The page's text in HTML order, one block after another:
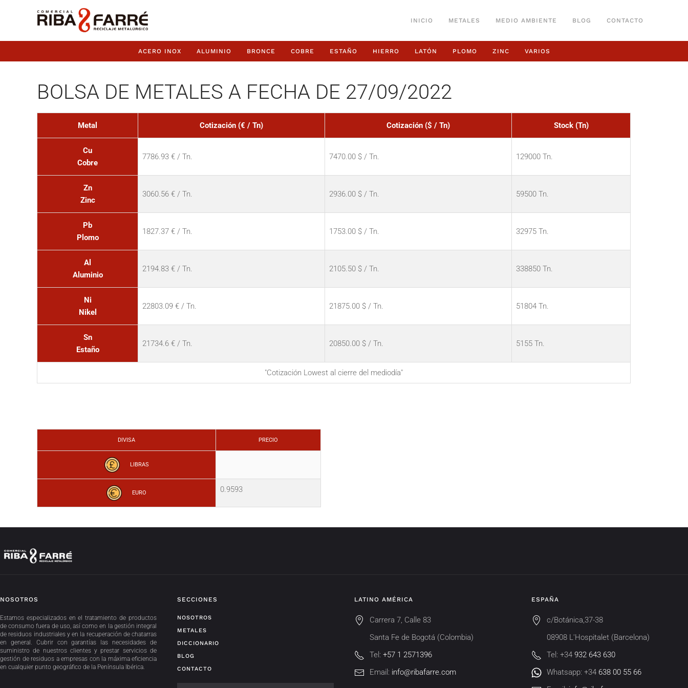
INICIO METALES MEDIO AMBIENTE BLOG CONTACTO
ACERO INOX ALUMINIO BRONCE COBRE ESTAÑO HIERRO LATÓN PLOMO ZINC VARIOS
BOLSA DE METALES A FECHA DE 27/09/2022
Metal Cotización (€ / Tn) Cotización ($ / Tn) Stock (Tn)
Cu
Cobre
7786.93 € / Tn. 7470.00 $ / Tn. 129000 Tn.
Zn
Zinc
3060.56 € / Tn. 2936.00 $ / Tn. 59500 Tn.
Pb
Plomo
1827.37 € / Tn. 1753.00 $ / Tn. 32975 Tn.
Al
Aluminio
2194.83 € / Tn. 2105.50 $ / Tn. 338850 Tn.
Ni
Nikel
22803.09 € / Tn. 21875.00 $ / Tn. 51804 Tn.
Sn
Estaño
21734.6 € / Tn. 20850.00 $ / Tn. 5155 Tn.
"Cotización Lowest al cierre del mediodía"
DIVISA PRECIO
LIBRAS
EURO 0.9593
NOSOTROS
Estamos especializados en el tratamiento de productos
de consumo fuera de uso, así como en la gestión integral
de residuos industriales y en la recuperación de chatarras
en general. Cubrir con garantías las necesidades de
suministro de nuestros clientes y prestar servicios de
gestión de residuos a empresas con la máxima eficiencia
en cualquier punto geográfico de la Península Ibérica.
SECCIONES
NOSOTROS
METALES
DICCIONARIO
BLOG
CONTACTO
LATINO AMÉRICA
Carrera 7, Calle 83
Santa Fe de Bogotá (Colombia)
Tel: +57 1 2571396
Email: info@ribafarre.com
ESPAÑA
c/Botánica,37-38
08908 L'Hospitalet (Barcelona)
Tel: +34 932 643 630
Whatsapp: +34 638 00 55 66